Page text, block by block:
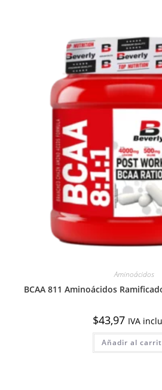
Aminoácidos
BCAA 811 Aminoácidos
$43,97 IVA
Añadir al